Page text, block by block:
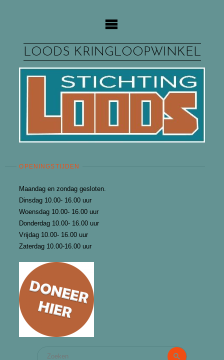
LOODS KRINGLOOPWINKEL
OPENINGSTIJDEN
Maandag en zondag gesloten.
Dinsdag 10.00- 16.00 uur
Woensdag 10.00- 16.00 uur
Donderdag 10.00- 16.00 uur
Vrijdag 10.00- 16.00 uur
Zaterdag 10.00-16.00 uur
Zoeken